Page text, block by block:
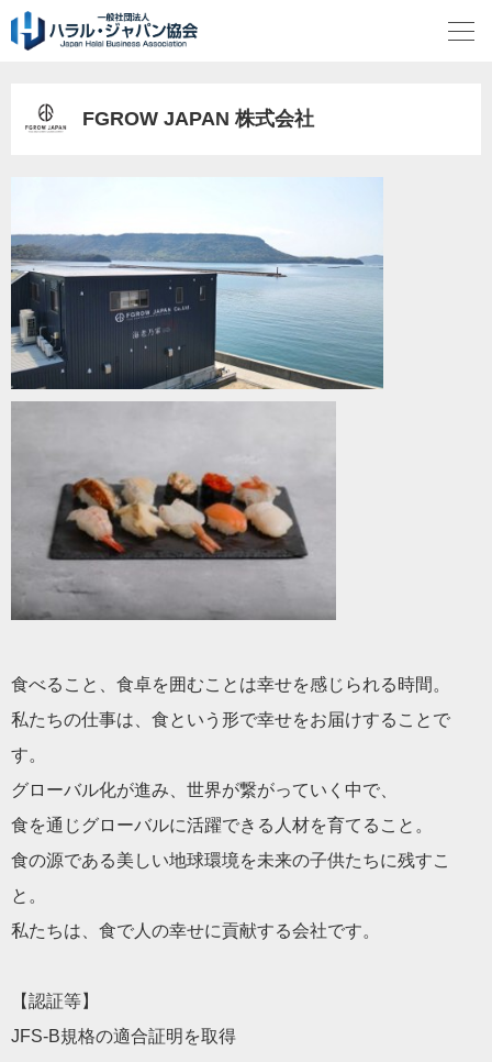
FGROW JAPAN 株式会社
食べること、食卓を囲むことは幸せを感じられる時間。
私たちの仕事は、食という形で幸せをお届けすることで
す。
グローバル化が進み、世界が繋がっていく中で、
食を通じグローバルに活躍できる人材を育てること。
食の源である美しい地球環境を未来の子供たちに残すこ
と。
私たちは、食で人の幸せに貢献する会社です。
【認証等】
JFS-B規格の適合証明を取得